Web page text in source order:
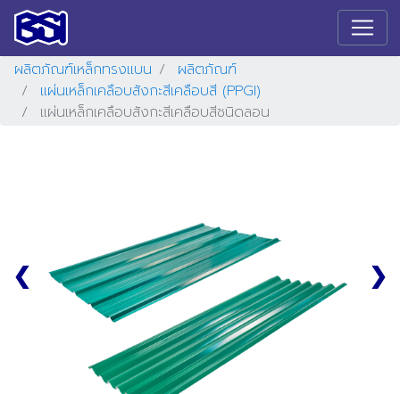
ผลิตภัณฑ์เหล็กทรงแบน
ผลิตภัณฑ์
แผ่นเหล็กเคลือบสังกะสีเคลือบสี (PPGI)
แผ่นเหล็กเคลือบสังกะสีเคลือบสีชนิดลอน
❮ ❯